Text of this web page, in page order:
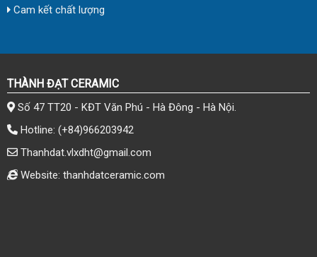
Cam kết chất lượng
THÀNH ĐẠT CERAMIC
Số 47 TT20 - KĐT Văn Phú - Hà Đông - Hà Nội.
Hotline: (+84)966203942
Thanhdat.vlxdht@gmail.com
Website: thanhdatceramic.com